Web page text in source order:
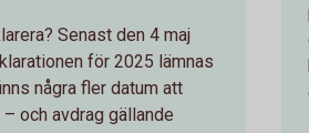
Senast den 4 maj
för 2025 lämnas
några fler datum att
– och avdrag gällande